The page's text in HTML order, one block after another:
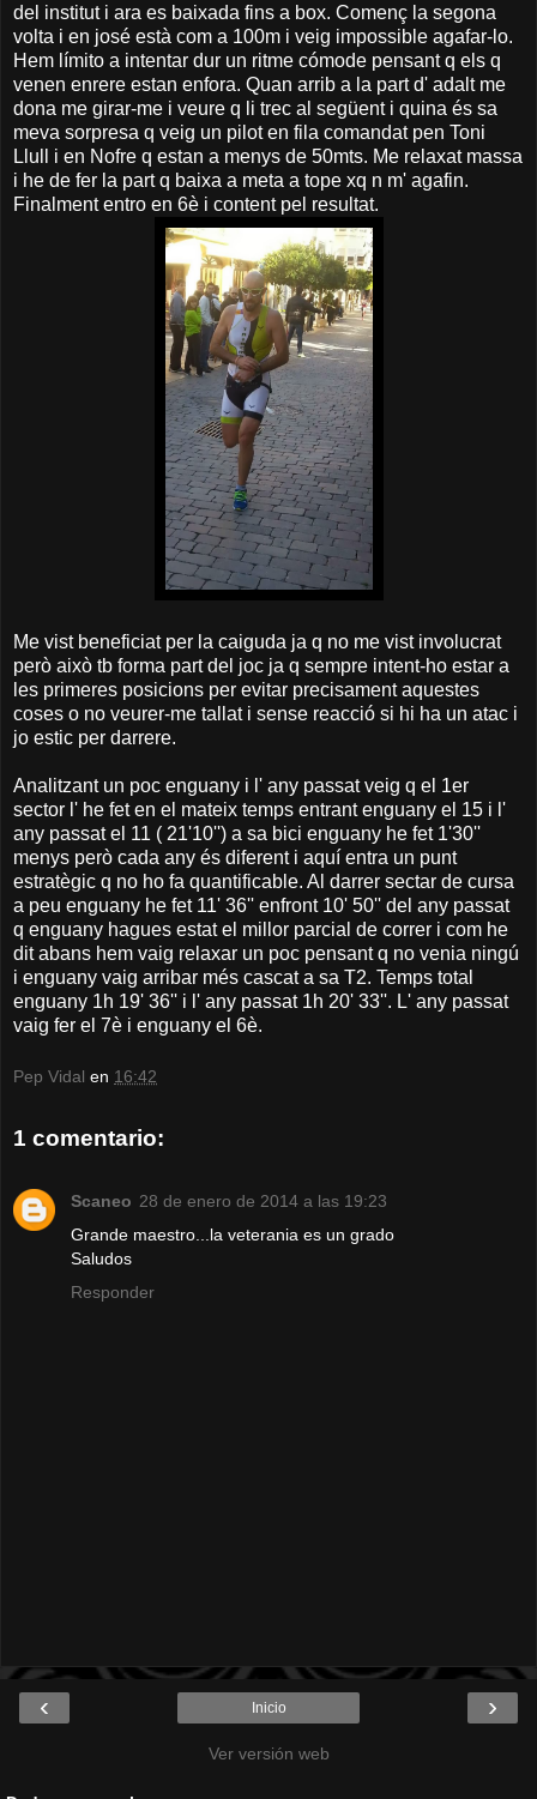
del institut i ara es baixada fins a box. Començ la segona
volta i en josé està com a 100m i veig impossible agafar-lo.
Hem límito a intentar dur un ritme cómode pensant q els q
venen enrere estan enfora. Quan arrib a la part d' adalt me
dona me girar-me i veure q li trec al següent i quina és sa
meva sorpresa q veig un pilot en fila comandat pen Toni
Llull i en Nofre q estan a menys de 50mts. Me relaxat massa
i he de fer la part q baixa a meta a tope xq n m' agafin.
Finalment entro en 6è i content pel resultat.
Me vist beneficiat per la caiguda ja q no me vist involucrat
però això tb forma part del joc ja q sempre intent-ho estar a
les primeres posicions per evitar precisament aquestes
coses o no veurer-me tallat i sense reacció si hi ha un atac i
jo estic per darrere.
Analitzant un poc enguany i l' any passat veig q el 1er
sector l' he fet en el mateix temps entrant enguany el 15 i l'
any passat el 11 ( 21'10'') a sa bici enguany he fet 1'30''
menys però cada any és diferent i aquí entra un punt
estratègic q no ho fa quantificable. Al darrer sectar de cursa
a peu enguany he fet 11' 36'' enfront 10' 50'' del any passat
q enguany hagues estat el millor parcial de correr i com he
dit abans hem vaig relaxar un poc pensant q no venia ningú
i enguany vaig arribar més cascat a sa T2. Temps total
enguany 1h 19' 36'' i l' any passat 1h 20' 33''. L' any passat
vaig fer el 7è i enguany el 6è.
Pep Vidal en 16:42
1 comentario:
Scaneo 28 de enero de 2014 a las 19:23
Grande maestro...la veterania es un grado
Saludos
Responder
‹ ›
Inicio
Ver versión web